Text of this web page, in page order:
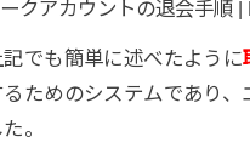
でも簡単に述べたように
ためのシステムであり
。